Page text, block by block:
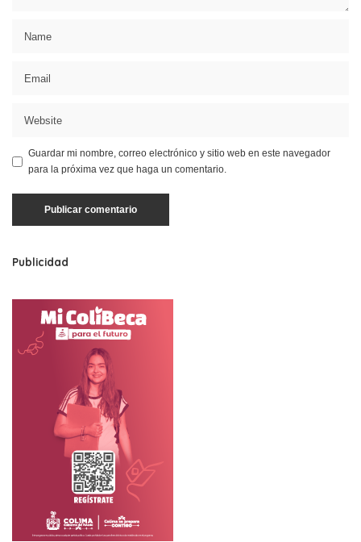
Guardar mi nombre, correo electrónico y sitio web en este navegador
para la próxima vez que haga un comentario.
Publicidad